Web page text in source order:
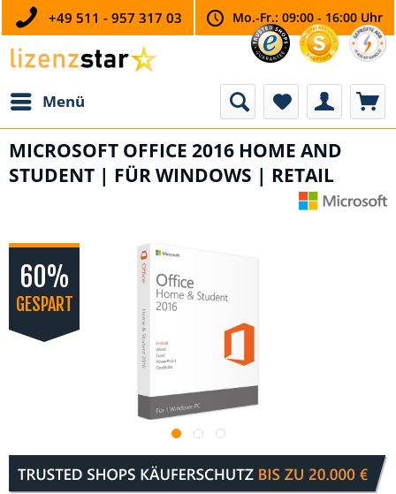
+49 511 - 957 317 03 Mo.-Fr.: 09:00 - 16:00 Uhr
Menü
MICROSOFT OFFICE 2016 HOME AND
STUDENT | FÜR WINDOWS | RETAIL
60%
GESPART